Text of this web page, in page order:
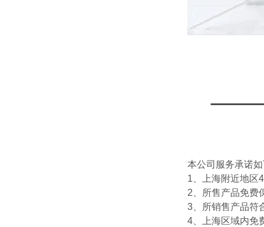
本公司服务承诺
1、上海附近地区
2、所售产品免费
3、所销售产品符
4、上海区域内免